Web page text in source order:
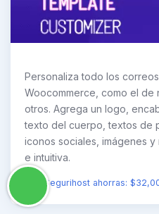
Personaliza todo los
Woocommerce, como el
otros. Agrega un logo,
texto del cuerpo, textos de
iconos sociales, imágenes y
e intuitiva.
Con Segurihost ahorras: